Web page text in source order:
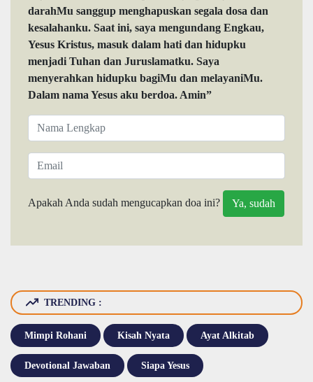
darahMu sanggup menghapuskan segala dosa dan
kesalahanku. Saat ini, saya mengundang Engkau,
Yesus Kristus, masuk dalam hati dan hidupku
menjadi Tuhan dan Juruslamatku. Saya
menyerahkan hidupku bagiMu dan melayaniMu.
Dalam nama Yesus aku berdoa. Amin”
Apakah Anda sudah mengucapkan doa ini?
TRENDING :
Mimpi Rohani Kisah Nyata Ayat Alkitab
Devotional Jawaban Siapa Yesus